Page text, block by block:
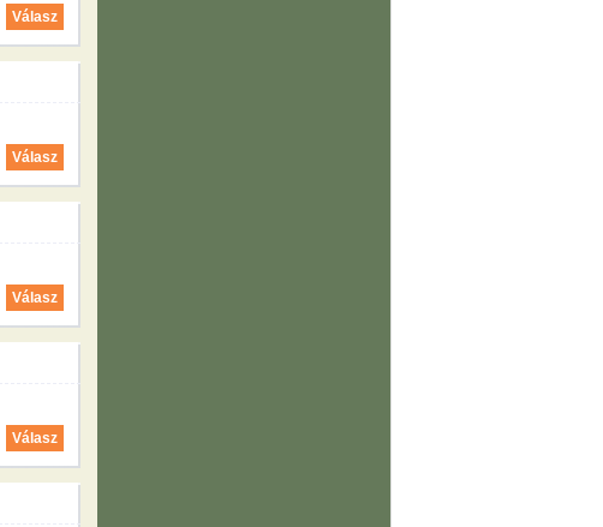
Válasz
Válasz
Válasz
Válasz